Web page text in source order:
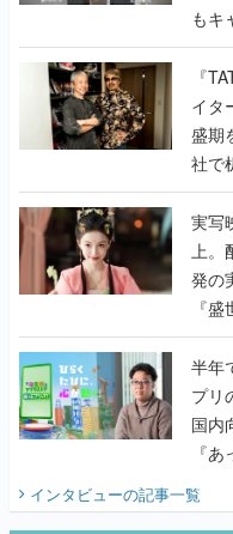
もキ
で作
く
『
イタ
盛期
社で
『
んだ
実写
上。
発の
『
うこ
半年
プリ
国内
『
てみた
インタビューの記事一覧